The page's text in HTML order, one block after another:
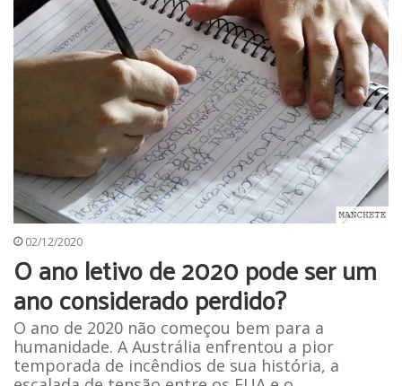
02/12/2020
O ano letivo de 2020 pode ser um
ano considerado perdido?
O ano de 2020 não começou bem para a
humanidade. A Austrália enfrentou a pior
temporada de incêndios de sua história, a